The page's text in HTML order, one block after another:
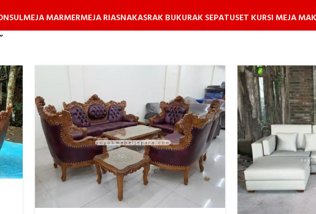
MEJA MARMERMEJA RIASNAKASRAK BUKURAK SEPATUSET KURSI MEJA